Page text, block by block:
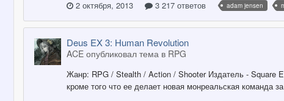
2 октября, 2013
3 217 ответов adam jensen
Deus EX 3: Human Revolution
ACE опубликовал тема в RPG
Жанр: RPG / Stealth / Action / Shooter Издатель - Square
кроме того что ее делает новая монреальская команда